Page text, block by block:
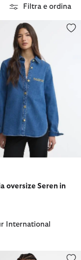
Filtra e ordina
vestibilità rilassata
oversize Seren in
oversize Seren in
International
Aylesby a maniche